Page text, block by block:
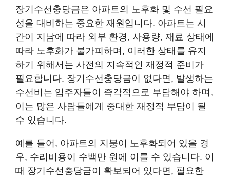
장기수선충당금은 아파트의 노후화 및 수선 필요
성을 대비하는 중요한 재원입니다. 아파트는 시
간이 지남에 따라 외부 환경, 사용량, 재료 상태에
따라 노후화가 불가피하며, 이러한 상태를 유지
하기 위해서는 사전의 지속적인 재정적 준비가
필요합니다. 장기수선충당금이 없다면, 발생하는
수선비는 입주자들이 즉각적으로 부담해야 하며,
이는 많은 사람들에게 중대한 재정적 부담이 될
수 있습니다.
예를 들어, 아파트의 지붕이 노후화되어 있을 경
우, 수리비용이 수백만 원에 이를 수 있습니다. 이
때 장기수선충당금이 확보되어 있다면, 필요한